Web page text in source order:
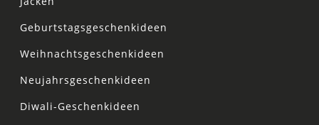
Geburtstagsgeschenkideen
Weihnachtsgeschenkideen
Neujahrsgeschenkideen
Diwali-Geschenkideen